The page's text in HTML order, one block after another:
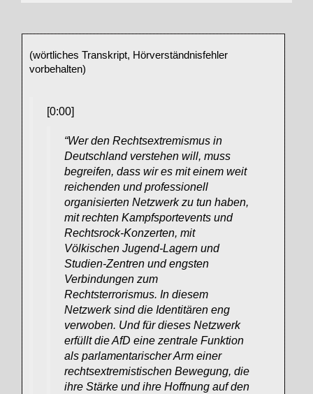
(wörtliches Transkript, Hörverständnisfehler
vorbehalten)
[0:00]
“Wer den Rechtsextremismus in
Deutschland verstehen will, muss
begreifen, dass wir es mit einem weit
reichenden und professionell
organisierten Netzwerk zu tun haben,
mit rechten Kampfsportevents und
Rechtsrock-Konzerten, mit
Völkischen Jugend-Lagern und
Studien-Zentren und engsten
Verbindungen zum
Rechtsterrorismus. In diesem
Netzwerk sind die Identitären eng
verwoben. Und für dieses Netzwerk
erfüllt die AfD eine zentrale Funktion
als parlamentarischer Arm einer
rechtsextremistischen Bewegung, die
ihre Stärke und ihre Hoffnung auf den